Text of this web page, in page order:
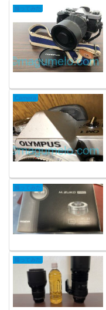
撮ってみた
Camera
撮ってみた
撮ってみた